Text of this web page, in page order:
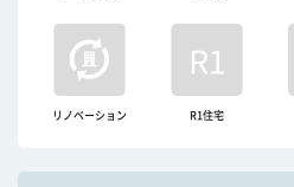
リノベーション R1住宅